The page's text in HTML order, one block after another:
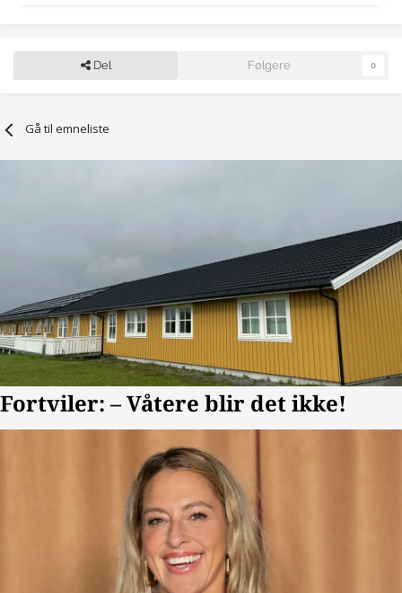
Del Følgere 0
Gå til emneliste